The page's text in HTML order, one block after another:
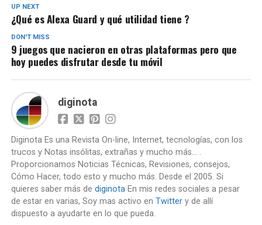
UP NEXT
¿Qué es Alexa Guard y qué utilidad tiene ?
DON'T MISS
9 juegos que nacieron en otras plataformas pero que
hoy puedes disfrutar desde tu móvil
diginota
Diginota Es una Revista On-line, Internet, tecnologías, con los
trucos y Notas insólitas, extrañas y mucho más... .
Proporcionamos Noticias Técnicas, Revisiones, consejos,
Cómo Hacer, todo esto y mucho más. Desde el 2005. Si
quieres saber más de diginotaEn mis redes sociales a pesar
de estar en varias, Soy mas activo en Twittery de allí
dispuesto a ayudarte en lo que pueda.